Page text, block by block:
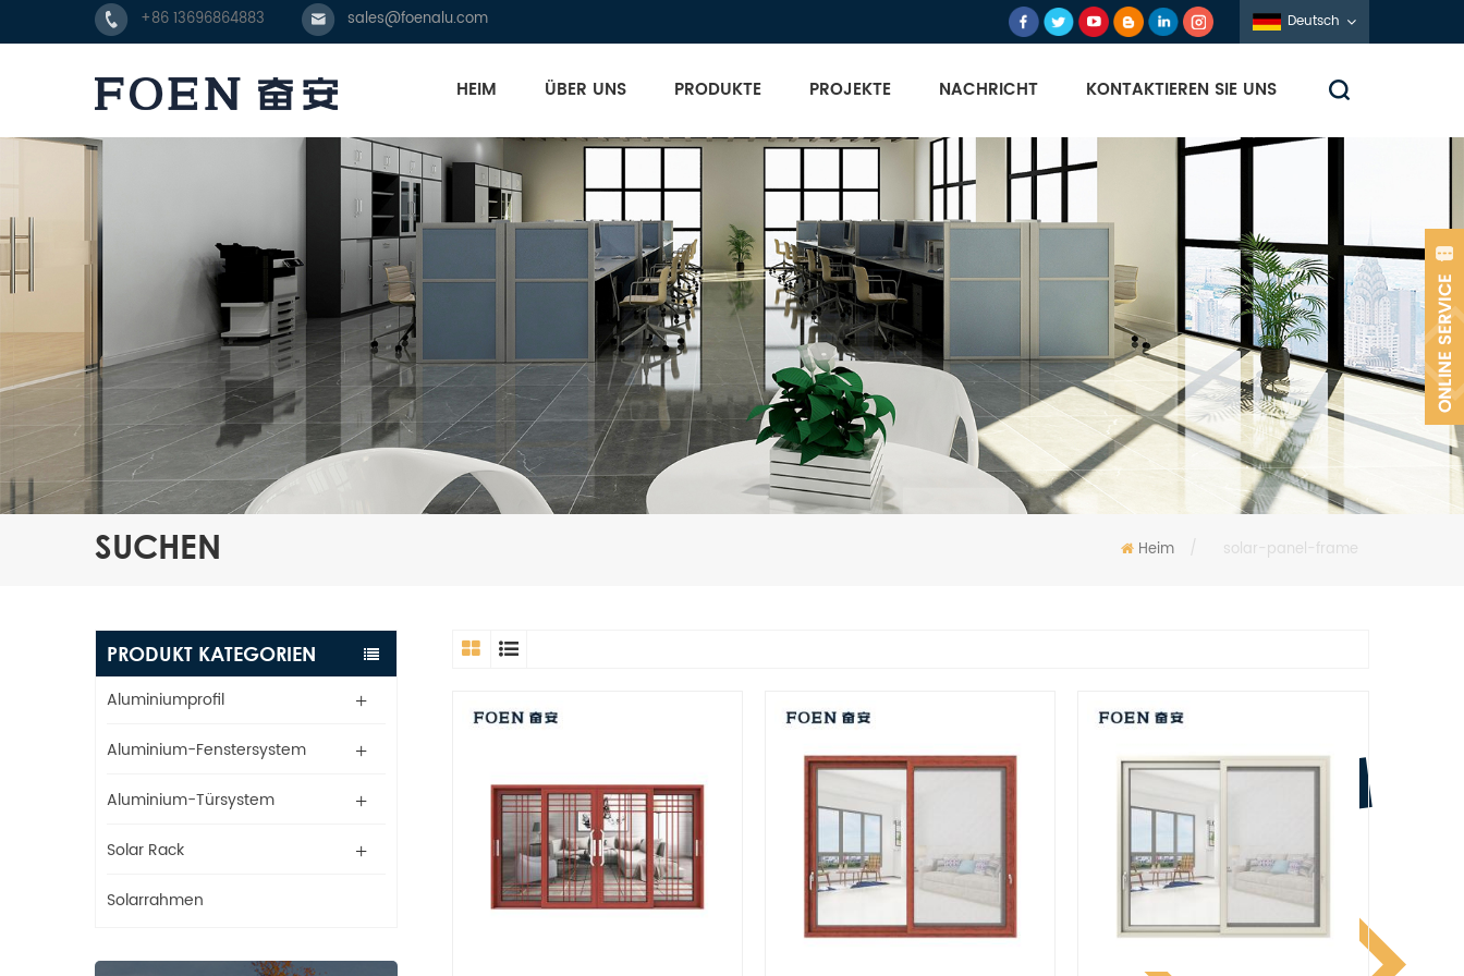
+86 13696864883 sales@foenalu.com Deutsch
HEIM ÜBER UNS PRODUKTE PROJEKTE NACHRICHT KONTAKTIEREN SIE UNS
SUCHEN Heim / solar-panel-frame
PRODUKT KATEGORIEN
Aluminiumprofil
Aluminium-Fenstersystem
Aluminium-Türsystem
Solar Rack
Solarrahmen